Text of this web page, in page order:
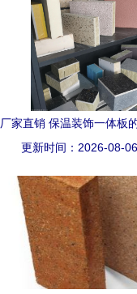
厂家直销 保温装饰一体
节能外墙解决
更新时间：2026-08-